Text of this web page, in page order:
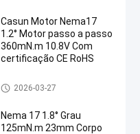
Casun Motor Nema17
1.2° Motor passo a passo
360mN.m 10.8V Com
certificação CE RoHS
motor de passo nema 17
2026-03-27
Nema 17 1.8° Grau
125mN.m 23mm Corpo